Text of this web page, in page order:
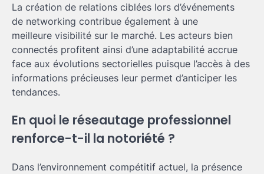
La création de relations ciblées lors d’événements
de networking contribue également à une
meilleure visibilité sur le marché. Les acteurs bien
connectés profitent ainsi d’une adaptabilité accrue
face aux évolutions sectorielles puisque l’accès à des
informations précieuses leur permet d’anticiper les
tendances.
En quoi le réseautage professionnel
renforce-t-il la notoriété ?
Dans l’environnement compétitif actuel, la présence